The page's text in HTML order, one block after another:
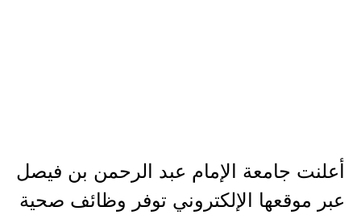
أعلنت جامعة الإمام عبد الرحمن بن فيصل
عبر موقعها الإلكتروني توفر وظائف صحية